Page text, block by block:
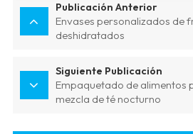
Publicación Anterior
Envases personalizados de
deshidratados
Siguiente Publicación
Empaquetado de alimentos
mezcla de té nocturno